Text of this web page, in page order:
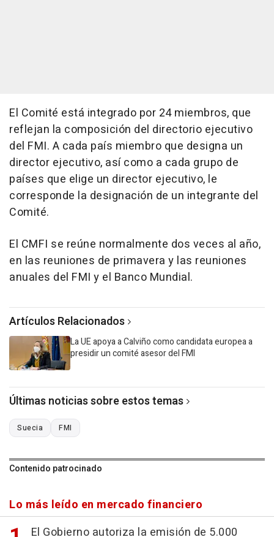
El Comité está integrado por 24 miembros, que
reflejan la composición del directorio ejecutivo
del FMI. A cada país miembro que designa un
director ejecutivo, así como a cada grupo de
países que elige un director ejecutivo, le
corresponde la designación de un integrante del
Comité.
El CMFI se reúne normalmente dos veces al año,
en las reuniones de primavera y las reuniones
anuales del FMI y el Banco Mundial.
Artículos Relacionados
La UE apoya a Calviño como candidata europea a
presidir un comité asesor del FMI
Últimas noticias sobre estos temas
Suecia FMI
Contenido patrocinado
Lo más leído en mercado financiero
El Gobierno autoriza la emisión de 5.000